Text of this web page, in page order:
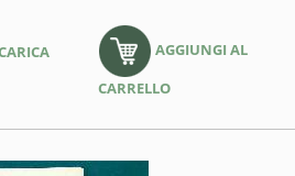
AGGIUNGI AL
CARRELLO